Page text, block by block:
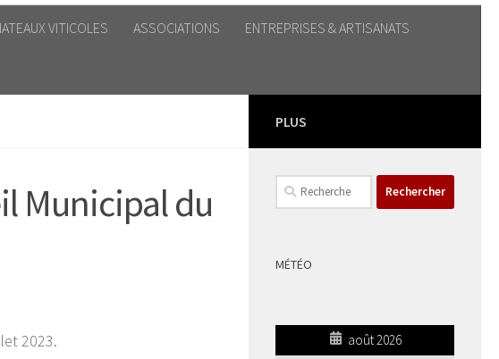
VITICOLES ASSOCIATIONS ENTREPRISES & ARTISANATS
Municipal du
2023.
PLUS
Rechercher :
MÉTÉO
août 2026